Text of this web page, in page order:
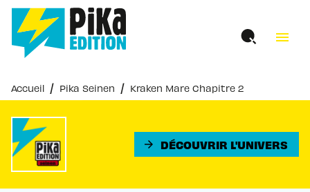
MENU RECHERCHE
PIED DE PAGE
menu
Accueil / Pika Seinen / Kraken Mare Chapitre 2
arrow_forward DÉCOUVRIR L'UNIVERS